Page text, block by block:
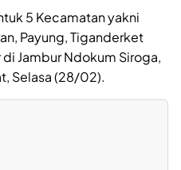
5 Kecamatan yakni
Payung, Tiganderket
Jambur Ndokum Siroga,
Selasa (28/02).